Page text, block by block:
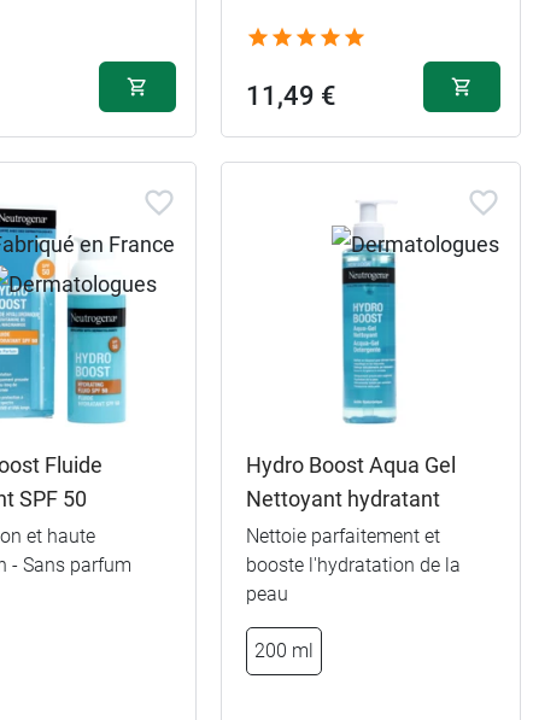
11,49 €
Fluide
SPF 50
et haute
- Sans parfum
Hydro Boost Aqua Gel
Nettoyant hydratant
Nettoie parfaitement et
booste l'hydratation de la
peau
200 ml